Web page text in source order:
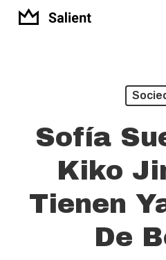
Skip
Sofía
Kiko
Tienen
De